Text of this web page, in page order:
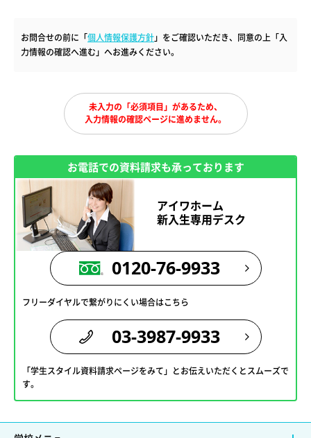
お問合せの前に「個人情報保護方針」をご確認いただき、同意の上「入
力情報の確認へ進む」へお進みください。
未入力の「必須項目」があるため、
入力情報の確認ページに進めません。
お電話での資料請求も承っております
アイワホーム
新入生専用デスク
0120-76-9933
フリーダイヤルで繋がりにくい場合はこちら
03-3987-9933
「学生スタイル資料請求ページをみて」とお伝えいただくとスムーズで
す。